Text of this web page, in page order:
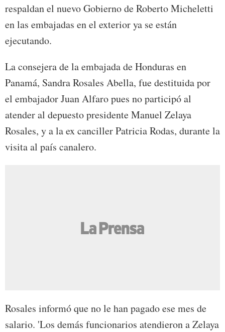
respaldan el nuevo Gobierno de Roberto Micheletti
en las embajadas en el exterior ya se están
ejecutando.
La consejera de la embajada de Honduras en
Panamá, Sandra Rosales Abella, fue destituida por
el embajador Juan Alfaro pues no participó al
atender al depuesto presidente Manuel Zelaya
Rosales, y a la ex canciller Patricia Rodas, durante la
visita al país canalero.
Rosales informó que no le han pagado ese mes de
salario. 'Los demás funcionarios atendieron a Zelaya